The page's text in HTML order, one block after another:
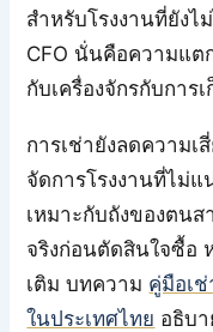
สำหรับโรงงานที่ยัง
CFO นั่นคือความแต
กับเครื่องจักรกับการ
การเช่ายังลดความเ
จัดการโรงงานที่ไม่
เหมาะกับถังของตน
จริงก่อนตัดสินใจซื้อ
เติม บทความ คู่มือเ
ในประเทศไทย อธิบ